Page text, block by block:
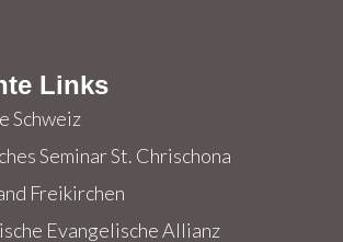
Links
Schweiz
Seminar St. Chrischona
Freikirchen
Evangelische Allianz